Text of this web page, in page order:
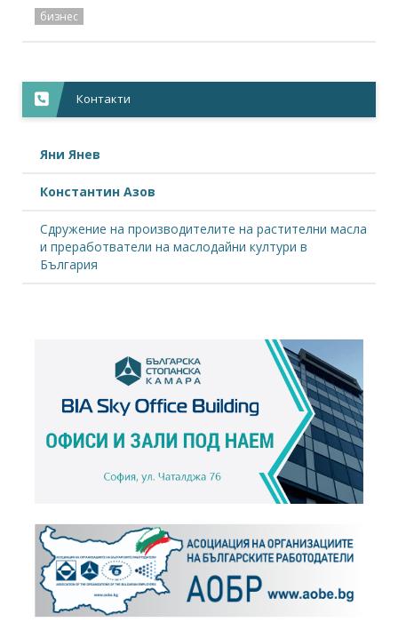
бизнес
Контакти
Яни Янев
Константин Азов
Сдружение на производителите на растителни масла
и преработватели на маслодайни култури в
България